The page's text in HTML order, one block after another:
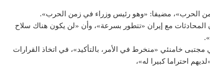
الحرب»، مضيفا: «وهو رئيس وزراء في زمن الحرب».
المحادثات مع إيران «تتطور بسرعة»، وأن «لن يكون هناك سلاح
مجتبى خامنئي «منخرط في الأمر، بالتأكيد»، في اتخاذ القرارات
احتراما كبيرا له»،